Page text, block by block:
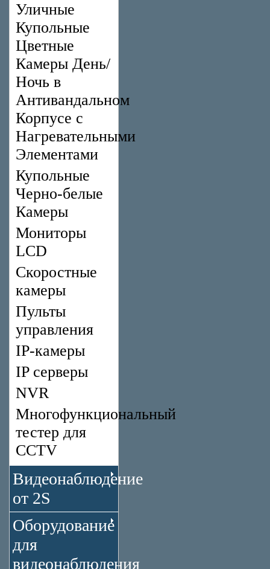
Уличные
Купольные
Цветные
Камеры День/
Ночь в
Антивандальном
Корпусе с
Нагревательными
Элементами
Купольные
Черно-белые
Камеры
Мониторы
LCD
Скоростные
камеры
Пульты
управления
IP-камеры
IP серверы
NVR
Многофункциональный
тестер для
CCTV
Видеонаблюдение
от 2S
Оборудование
для
видеонаблюдения